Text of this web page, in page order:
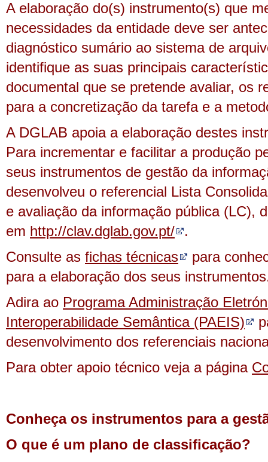
A elaboração do(s) instrumento(s) que
necessidades da entidade deve ser
diagnóstico sumário ao sistema de
identifique as suas principais
documental que se pretende avaliar, os
para a concretização da tarefa e a
A DGLAB apoia a elaboração destes
Para incrementar e facilitar a produção
seus instrumentos de gestão da
desenvolveu o referencial Lista
e avaliação da informação pública (LC),
em http://clav.dglab.gov.pt/
.
Consulte as fichas técnicas
para
para a elaboração dos seus
Adira ao Programa Administração
Interoperabilidade Semântica (PAEIS)
desenvolvimento dos referenciais
Para obter apoio técnico veja a página
Conheça os instrumentos para a
O que é um plano de classificação?